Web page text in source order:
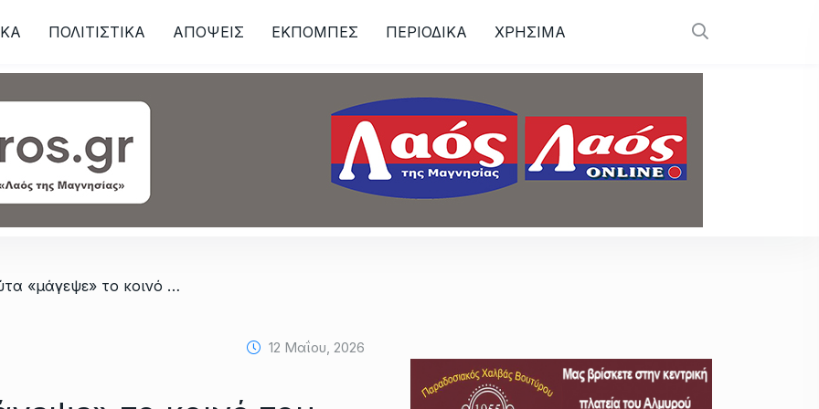
ΠΟΛΙΤΙΣΤΙΚΑ ΑΠΟΨΕΙΣ ΕΚΠΟΜΠΕΣ ΠΕΡΙΟΔΙΚΑ ΧΡΗΣΙΜΑ
/ Η Σταχτοπούτα «μάγεψε» το κοινό του Εσπερινού ΕΠΑ.Λ. Αλμυρού
12 Μαΐου, 2026